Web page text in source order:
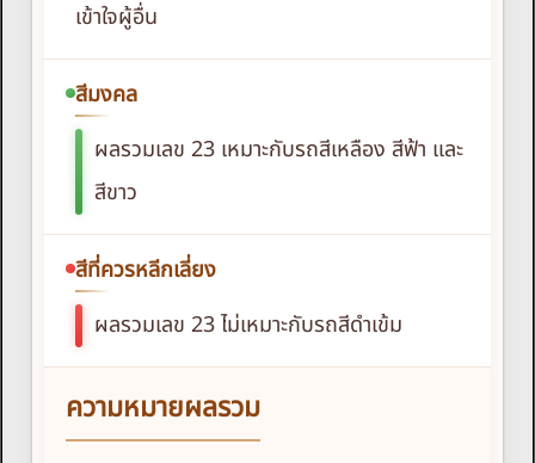
เข้าใจผู้อื่น
สีมงคล
ผลรวมเลข 23 เหมาะกับรถสีเหลือง สีฟ้า และ
สีขาว
สีที่ควรหลีกเลี่ยง
ผลรวมเลข 23 ไม่เหมาะกับรถสีดำเข้ม
ความหมายผลรวม